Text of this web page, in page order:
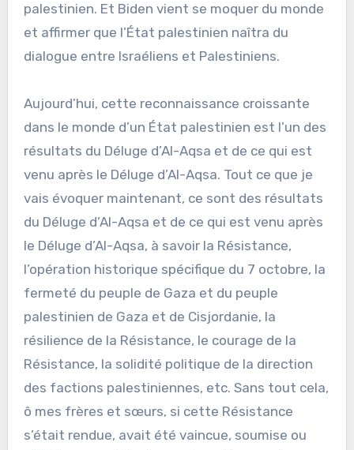
palestinien. Et Biden vient se moquer du monde
et affirmer que l’État palestinien naîtra du
dialogue entre Israéliens et Palestiniens.
Aujourd’hui, cette reconnaissance croissante
dans le monde d’un État palestinien est l’un des
résultats du Déluge d’Al-Aqsa et de ce qui est
venu après le Déluge d’Al-Aqsa. Tout ce que je
vais évoquer maintenant, ce sont des résultats
du Déluge d’Al-Aqsa et de ce qui est venu après
le Déluge d’Al-Aqsa, à savoir la Résistance,
l’opération historique spécifique du 7 octobre, la
fermeté du peuple de Gaza et du peuple
palestinien de Gaza et de Cisjordanie, la
résilience de la Résistance, le courage de la
Résistance, la solidité politique de la direction
des factions palestiniennes, etc. Sans tout cela,
ô mes frères et sœurs, si cette Résistance
s’était rendue, avait été vaincue, soumise ou